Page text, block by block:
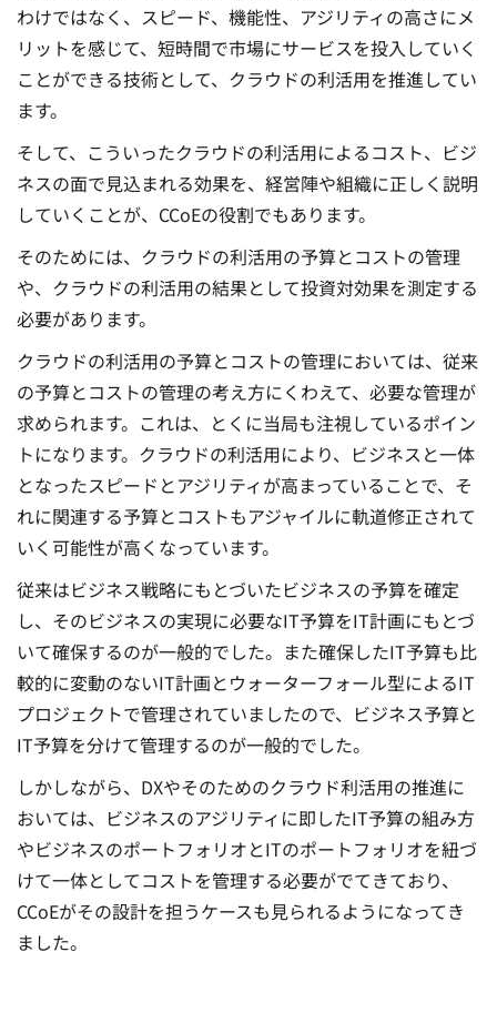
わけではなく、スピード、機能性、アジリティの高さにメ
リットを感じて、短時間で市場にサービスを投入していく
ことができる技術として、クラウドの利活用を推進してい
ます。
そして、こういったクラウドの利活用によるコスト、ビジ
ネスの面で見込まれる効果を、経営陣や組織に正しく説明
していくことが、CCoEの役割でもあります。
そのためには、クラウドの利活用の予算とコストの管理
や、クラウドの利活用の結果として投資対効果を測定する
必要があります。
クラウドの利活用の予算とコストの管理においては、従来
の予算とコストの管理の考え方にくわえて、必要な管理が
求められます。これは、とくに当局も注視しているポイン
トになります。 クラウドの利活用により、ビジネスと一体
となったスピードとアジリティが高まっていることで、そ
れに関連する予算とコストもアジャイルに軌道修正されて
いく可能性が高くなっています。
従来はビジネス戦略にもとづいたビジネスの予算を確定
し、そのビジネスの実現に必要なIT予算をIT計画にもとづ
いて確保するのが一般的でした。また確保したIT予算も比
較的に変動のないIT計画とウォーターフォール型によるIT
プロジェクトで管理されていましたので、ビジネス予算と
IT予算を分けて管理するのが一般的でした。
しかしながら、DXやそのためのクラウド利活用の推進に
おいては、ビジネスのアジリティに即したIT予算の組み方
やビジネスのポートフォリオとITのポートフォリオを紐づ
けて一体としてコストを管理する必要がでてきており、
CCoEがその設計を担うケースも見られるようになってき
ました。